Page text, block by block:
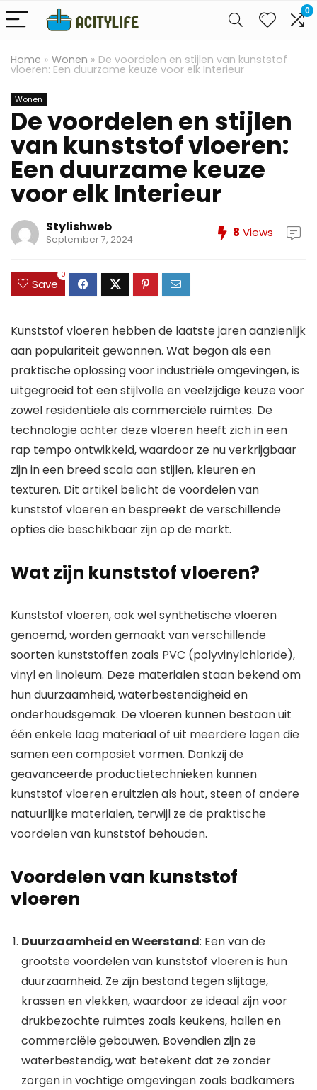
0
Home » Wonen » De voordelen en stijlen van kunststof
vloeren: Een duurzame keuze voor elk Interieur
Wonen
De voordelen en stijlen
van kunststof vloeren:
Een duurzame keuze
voor elk Interieur
Stylishweb
September 7, 2024 8 Views
Save
0
Kunststof vloeren hebben de laatste jaren aanzienlijk
aan populariteit gewonnen. Wat begon als een
praktische oplossing voor industriële omgevingen, is
uitgegroeid tot een stijlvolle en veelzijdige keuze voor
zowel residentiële als commerciële ruimtes. De
technologie achter deze vloeren heeft zich in een
rap tempo ontwikkeld, waardoor ze nu verkrijgbaar
zijn in een breed scala aan stijlen, kleuren en
texturen. Dit artikel belicht de voordelen van
kunststof vloeren en bespreekt de verschillende
opties die beschikbaar zijn op de markt.
Wat zijn kunststof vloeren?
Kunststof vloeren, ook wel synthetische vloeren
genoemd, worden gemaakt van verschillende
soorten kunststoffen zoals PVC (polyvinylchloride),
vinyl en linoleum. Deze materialen staan bekend om
hun duurzaamheid, waterbestendigheid en
onderhoudsgemak. De vloeren kunnen bestaan uit
één enkele laag materiaal of uit meerdere lagen die
samen een composiet vormen. Dankzij de
geavanceerde productietechnieken kunnen
kunststof vloeren eruitzien als hout, steen of andere
natuurlijke materialen, terwijl ze de praktische
voordelen van kunststof behouden.
Voordelen van kunststof
vloeren
Duurzaamheid en Weerstand: Een van de
grootste voordelen van kunststof vloeren is hun
duurzaamheid. Ze zijn bestand tegen slijtage,
krassen en vlekken, waardoor ze ideaal zijn voor
drukbezochte ruimtes zoals keukens, hallen en
commerciële gebouwen. Bovendien zijn ze
waterbestendig, wat betekent dat ze zonder
zorgen in vochtige omgevingen zoals badkamers